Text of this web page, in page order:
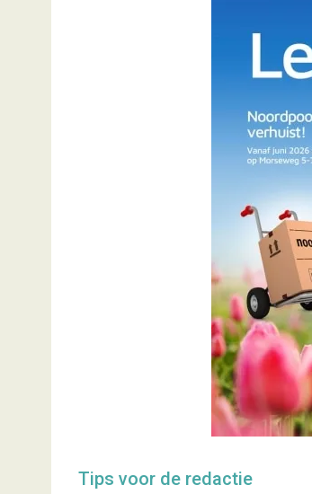
Tips voor de redactie